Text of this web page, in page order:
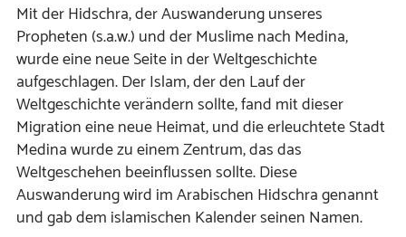
Mit der Hidschra, der Auswanderung unseres
Propheten (s.a.w.) und der Muslime nach Medina,
wurde eine neue Seite in der Weltgeschichte
aufgeschlagen. Der Islam, der den Lauf der
Weltgeschichte verändern sollte, fand mit dieser
Migration eine neue Heimat, und die erleuchtete Stadt
Medina wurde zu einem Zentrum, das das
Weltgeschehen beeinflussen sollte. Diese
Auswanderung wird im Arabischen Hidschra genannt
und gab dem islamischen Kalender seinen Namen.